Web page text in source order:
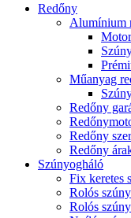
Redőny
Alumínium
Műanyag
Redőny
Redőny
Redőny
Szúnyogháló
Fix keretes
Rolós
Rolós